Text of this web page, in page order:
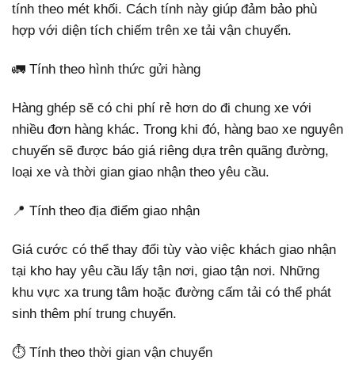
tính theo mét khối. Cách tính này giúp đảm bảo phù
hợp với diện tích chiếm trên xe tải vận chuyển.
🚛 Tính theo hình thức gửi hàng
Hàng ghép sẽ có chi phí rẻ hơn do đi chung xe với
nhiều đơn hàng khác. Trong khi đó, hàng bao xe nguyên
chuyến sẽ được báo giá riêng dựa trên quãng đường,
loại xe và thời gian giao nhận theo yêu cầu.
📍 Tính theo địa điểm giao nhận
Giá cước có thể thay đổi tùy vào việc khách giao nhận
tại kho hay yêu cầu lấy tận nơi, giao tận nơi. Những
khu vực xa trung tâm hoặc đường cấm tải có thể phát
sinh thêm phí trung chuyển.
⏱️ Tính theo thời gian vận chuyển